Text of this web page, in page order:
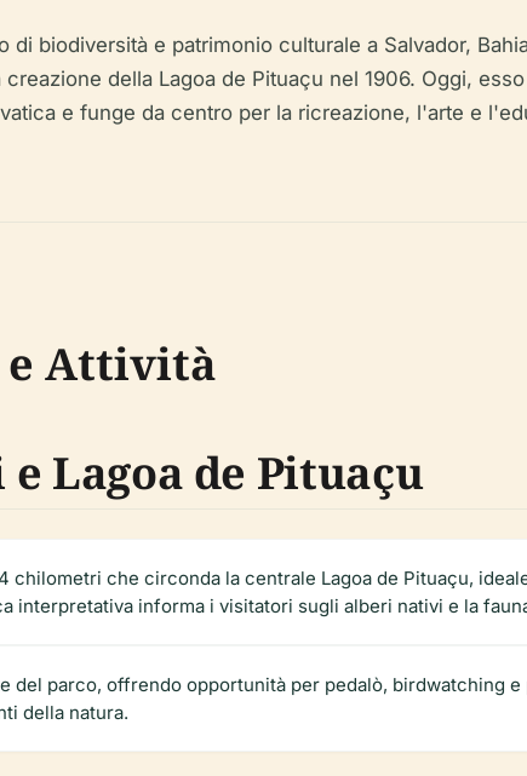
di biodiversità e patrimonio culturale a Salvador,
della Lagoa de Pituaçu nel 1906. Oggi,
e funge da centro per la ricreazione, l'arte e
Attività
Lagoa de Pituaçu
chilometri che circonda la centrale Lagoa de Pituaçu,
interpretativa informa i visitatori sugli alberi nativi e la
del parco, offrendo opportunità per pedalò, birdwatching
della natura.